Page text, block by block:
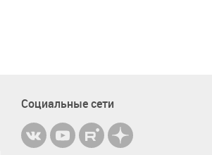
Социальные сети